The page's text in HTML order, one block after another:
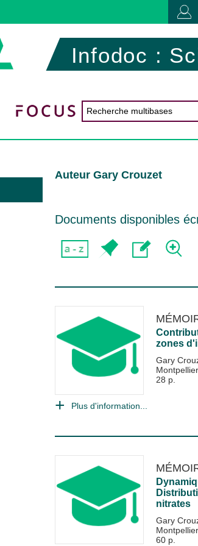
Infodoc :
Auteur Gary Crouzet
Documents disponibles
zones
Gary
28 p.
Plus d'information...
nitrates
Gary
60 p.